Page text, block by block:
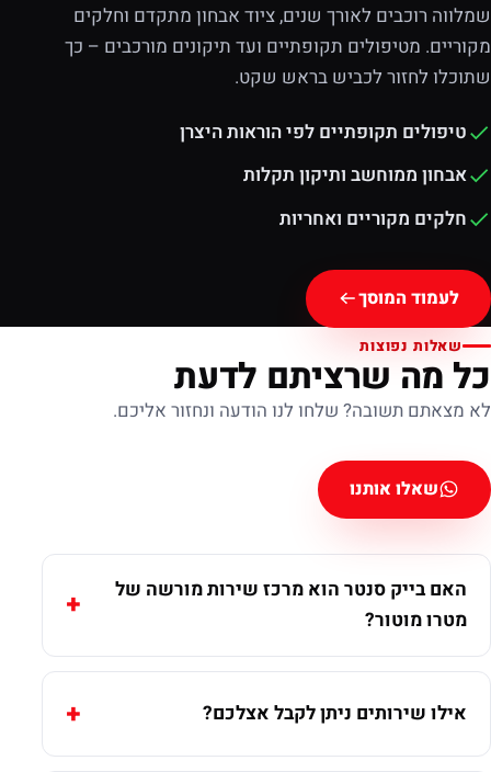
שמלווה רוכבים לאורך שנים, ציוד אבחון מתקדם וחלקים
מקוריים. מטיפולים תקופתיים ועד תיקונים מורכבים – כך
שתוכלו לחזור לכביש בראש שקט.
טיפולים תקופתיים לפי הוראות היצרן
אבחון ממוחשב ותיקון תקלות
חלקים מקוריים ואחריות
לעמוד המוסך
שאלות נפוצות
כל מה שרציתם לדעת
לא מצאתם תשובה? שלחו לנו הודעה ונחזור אליכם.
שאלו אותנו
האם בייק סנטר הוא מרכז שירות מורשה של
מטרו מוטור?
אילו שירותים ניתן לקבל אצלכם?